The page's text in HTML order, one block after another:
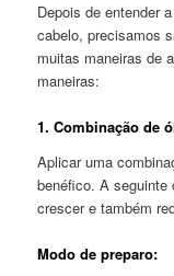
Depois de entender
cabelo, precisamos
muitas maneiras de
maneiras:
1. Combinação de
Aplicar uma
benéfico. A seguinte
crescer e também
Modo de preparo: